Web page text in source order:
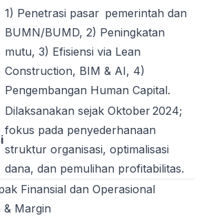
1) Penetrasi pasar pemerintah dan
BUMN/BUMD, 2) Peningkatan
mutu, 3) Efisiensi via Lean
Construction, BIM & AI, 4)
Pengembangan Human Capital.
Dilaksanakan sejak Oktober 2024;
fokus pada penyederhanaan
struktur organisasi, optimalisasi
dana, dan pemulihan profitabilitas.
Finansial dan Operasional
& Margin